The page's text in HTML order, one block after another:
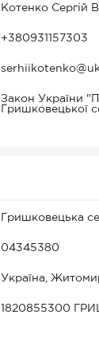
Котенко Сергій
+380931157303
Закон України
Гришковецької
Гришковецька
04345380
Україна,
1820855300